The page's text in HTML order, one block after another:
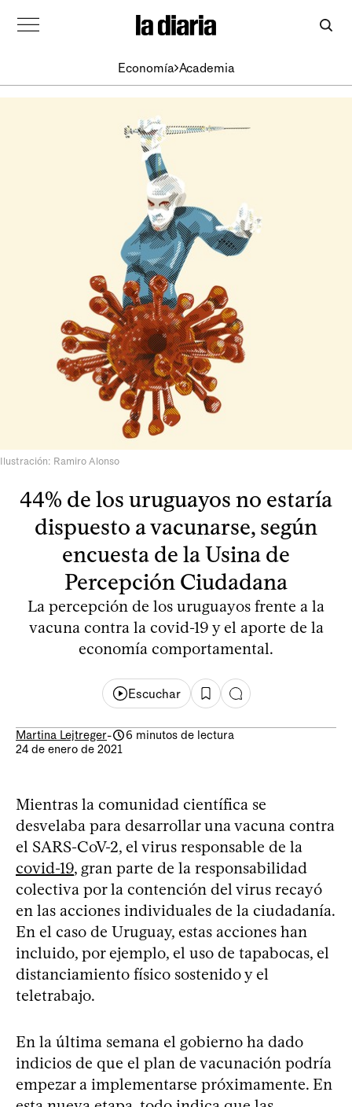
Economía Academia
Ilustración: Ramiro Alonso
44% de los uruguayos no estaría
dispuesto a vacunarse, según
encuesta de la Usina de
Percepción Ciudadana
La percepción de los uruguayos frente a la
vacuna contra la covid-19 y el aporte de la
economía comportamental.
Escuchar
Martina Lejtreger-
6 minutos de lectura
24 de enero de 2021
Mientras la comunidad científica se
desvelaba para desarrollar una vacuna contra
el SARS-CoV-2, el virus responsable de la
covid-19, gran parte de la responsabilidad
colectiva por la contención del virus recayó
en las acciones individuales de la ciudadanía.
En el caso de Uruguay, estas acciones han
incluido, por ejemplo, el uso de tapabocas, el
distanciamiento físico sostenido y el
teletrabajo.
En la última semana el gobierno ha dado
indicios de que el plan de vacunación podría
empezar a implementarse próximamente. En